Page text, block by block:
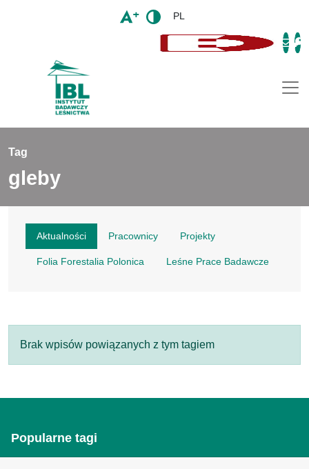
PL
Tag
gleby
Aktualności Pracownicy Projekty
Folia Forestalia Polonica Leśne Prace Badawcze
Brak wpisów powiązanych z tym tagiem
Popularne tagi